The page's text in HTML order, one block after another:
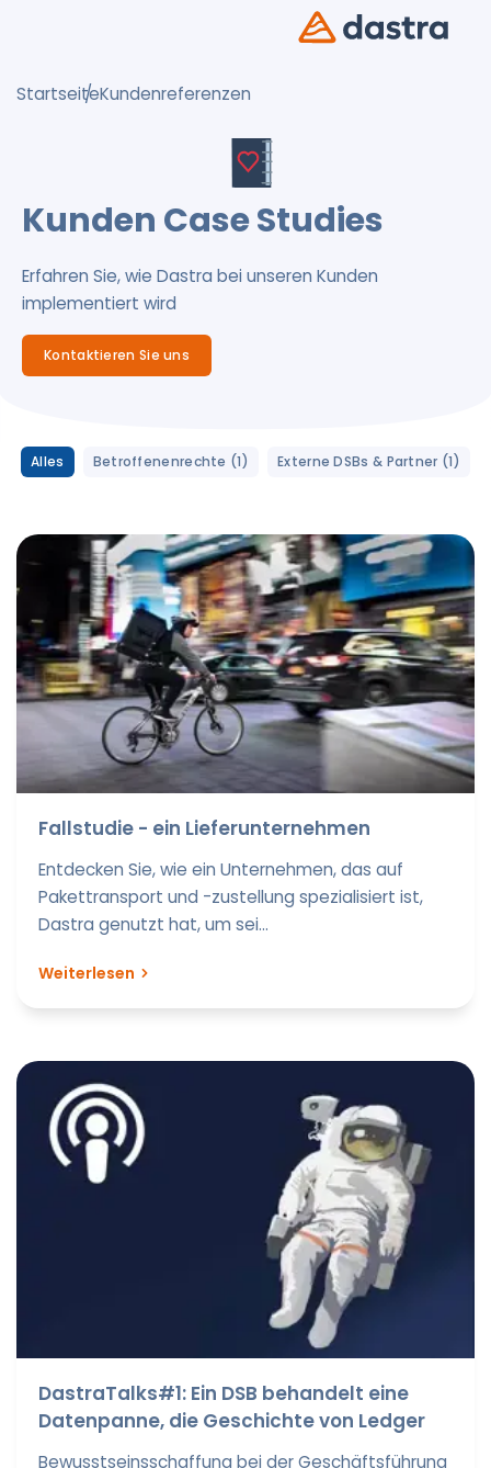
StartseiteKundenreferenzen
Kunden Case Studies
Erfahren Sie, wie Dastra bei unseren Kunden
implementiert wird
Kontaktieren Sie uns
Alles Betroffenenrechte (1) Externe DSBs & Partner (1)
Fallstudie - ein Lieferunternehmen
Entdecken Sie, wie ein Unternehmen, das auf
Pakettransport und -zustellung spezialisiert ist,
Dastra genutzt hat, um sei...
Weiterlesen
DastraTalks#1: Ein DSB behandelt eine
Datenpanne, die Geschichte von Ledger
Bewusstseinsschaffung bei der Geschäftsführung